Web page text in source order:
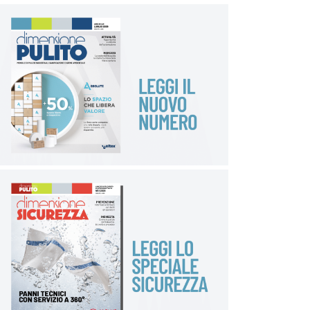
Certificazioni
Oltre alla sostenibilità ambientale, le certificazioni
sono un elemento distintivo dell’offerta Tork.
«Abbiamo una gamma di prodotti certificata per il
settore aerospaziale, con requisiti antistatici e di
sicurezza molto rigorosi. Offriamo inoltre
certificazioni specifiche per il food contact (HACCP),
fibre». Ad oggi i settori che si sono rivelati più sensibili
a questi aspetti sono il farmaceutico, il chimico e
l’elettronico, ma è un cultura che si sta ampliando.
Opportunità future
Parlando di futuro, Trionfera osserva come il settore